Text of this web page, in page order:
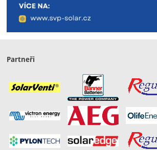
Partneři